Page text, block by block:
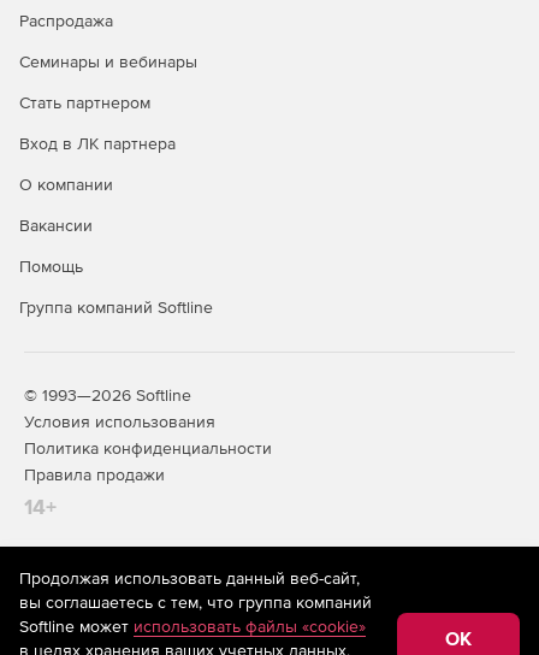
Распродажа
Семинары и вебинары
Стать партнером
Вход в ЛК партнера
О компании
Вакансии
Помощь
Группа компаний Softline
© 1993—2026 Softline
Условия использования
Политика конфиденциальности
Правила продажи
14+
На информационном ресурсе store.softline.ru применяются
рекомендательные технологии(информационные технологии
предоставления информации на основе сбора,
систематизации и анализа сведений, относящихся к
Продолжая использовать данный веб-сайт,
вы соглашаетесь с тем, что группа компаний
Softline может использовать файлы «cookie»
в целях хранения ваших учетных данных,
OK